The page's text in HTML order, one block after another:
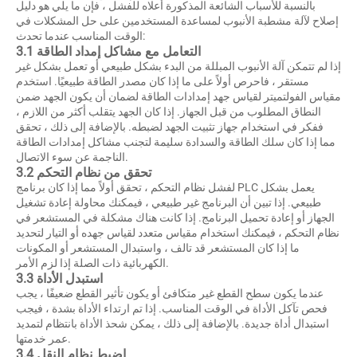
بالنسبة للأسباب الشائعة المذكورة أعلاه للفشل ، فإن ما يلي هو دليل
إصلاح لآلة مشطبة الأنبوب لمساعدة المستخدمين على حل المشكلات في
الوقت المناسب عندما تحدث:
3.1 التعامل مع مشاكل إمداد الطاقة
إذا لم تتمكن آلة الأنبوب المبللة من البدء بشكل طبيعي أو تعمل بشكل غير
مستقر ، فاحرص أولاً على ما إذا كان مصدر الطاقة طبيعيًا. استخدم
مقياس الفولتميتر لقياس جهد إمدادات الطاقة لضمان أن يكون الجهد ضمن
النطاق المطلوب من قبل الجهاز. إذا كان الجهد يتقلب أكثر من اللازم ،
ففكر في استخدام جهاز تثبيت الجهد لضبطه. بالإضافة إلى ذلك ، تحقق
مما إذا كان سلك الطاقة والسدادة سليمة لتجنب مشاكل إمدادات الطاقة
الناجمة عن سوء الاتصال.
3.2 تحقق من نظام التحكم
لفشل نظام التحكم ، تحقق أولاً مما إذا كان برنامج PLC يعمل بشكل
طبيعي. إذا تبين أن البرنامج غير طبيعي ، فيمكنك محاولة إعادة تشغيل
الجهاز أو إعادة تحميل البرنامج. إذا كانت هناك مشكلة في المستشعر في
نظام التحكم ، فيمكنك استخدام مقياس متعدد لقياس جهده أو التيار لتحديد
ما إذا كان المستشعر قد تالف ، واستبدال المستشعر أو المكونات
الكهربائية ذات الصلة إذا لزم الأمر.
3.3 استبدل الأداة
عندما يكون سطح القطع غير متكافئ أو يكون تأثير القطع ضعيفًا ، يجب
فحص تآكل الأداة في الوقت المناسب. إذا تم ارتداء الأداة بشدة ، فيجب
استبدال أداة جديدة. بالإضافة إلى ذلك ، يمكن شحذ الأداة بانتظام لتمديد
عمر خدمتها.
3.4 اضبط نظام النقل